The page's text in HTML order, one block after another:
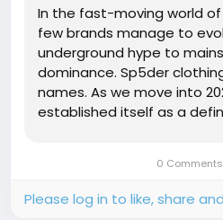
In the fast-moving world
few brands manage to
underground hype to
dominance. Sp5der
names. As we move into
established itself as a
every piece it releases.0 Comments
Please log in to like, share